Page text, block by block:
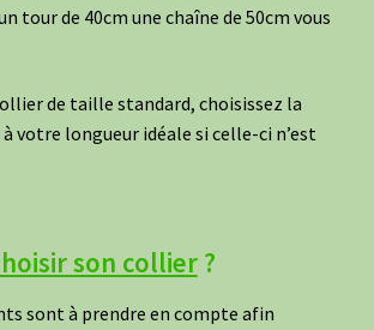
tour de 40cm une chaîne de 50cm vous
de taille standard, choisissez la
à votre longueur idéale si celle-ci n’est
son collier?
sont à prendre en compte afin